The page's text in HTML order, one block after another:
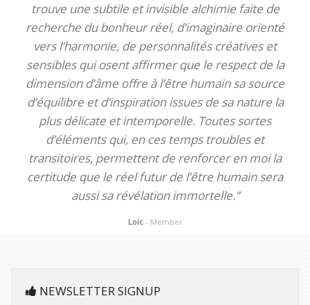
trouve une subtile et invisible alchimie faite de
recherche du bonheur réel, d’imaginaire orienté
vers l’harmonie, de personnalités créatives et
sensibles qui osent affirmer que le respect de la
dimension d’âme offre à l’être humain sa source
d’équilibre et d’inspiration issues de sa nature la
plus délicate et intemporelle. Toutes sortes
d’éléments qui, en ces temps troubles et
transitoires, permettent de renforcer en moi la
certitude que le réel futur de l’être humain sera
aussi sa révélation immortelle.”
Loic - Member
NEWSLETTER SIGNUP